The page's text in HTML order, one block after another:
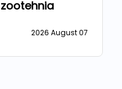
2026 August 07